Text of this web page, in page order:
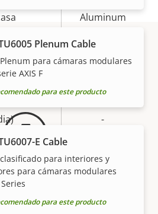
Aluminum
Valor de
la
-
-
Plenum Cable
para cámaras modulares
AXIS F
para este producto
E Cable
para interiores y
para cámaras modulares
Series
para este producto
para el